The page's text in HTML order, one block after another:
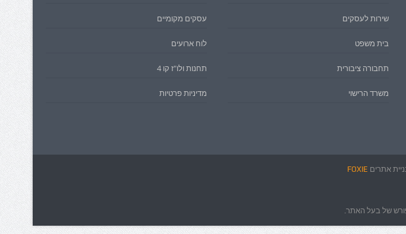
שירות לעסקים
בית משפט
תחבורה ציבורית
משרד הרישוי
עסקים מקומיים
לוח ארועים
תחנות ולו"ז קו 4
מדיניות פרטיות
FOXIE